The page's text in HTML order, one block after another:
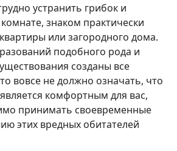
устранить грибок и
знаком практически
или загородного дома.
подобного рода и
созданы все
вовсе не должно означать, что
является комфортным для вас,
принимать своевременные
этих вредных обитателей